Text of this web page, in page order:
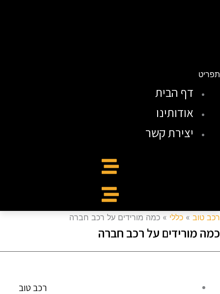
דף הבית
אודותינו
יצירת קשר
טוב» כללי» כמה מורידים על רכב חברה
מורידים על רכב חברה
רכב טוב